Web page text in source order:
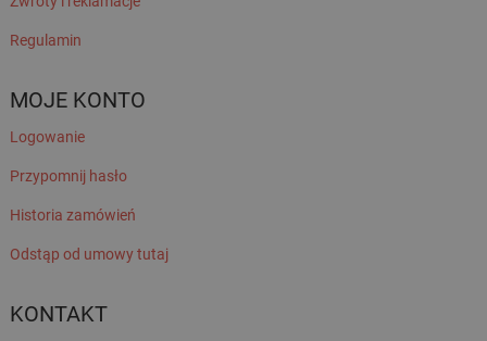
Regulamin
MOJE KONTO
Logowanie
Przypomnij hasło
Historia zamówień
Odstąp od umowy tutaj
KONTAKT